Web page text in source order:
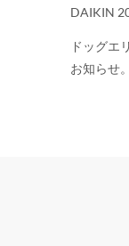
DAIKIN
ドッグエ
お知らせ。